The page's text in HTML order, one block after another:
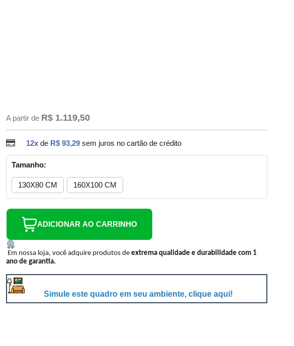
A partir de R$ 1.119,50
12x de R$ 93,29 sem juros no cartão de crédito
Tamanho:
130X80 CM 160X100 CM
ADICIONAR AO CARRINHO
Em nossa loja, você adquire produtos deextrema qualidade e durabilidade com 1
ano de garantia.
Simule este quadro em seu ambiente, clique aqui!